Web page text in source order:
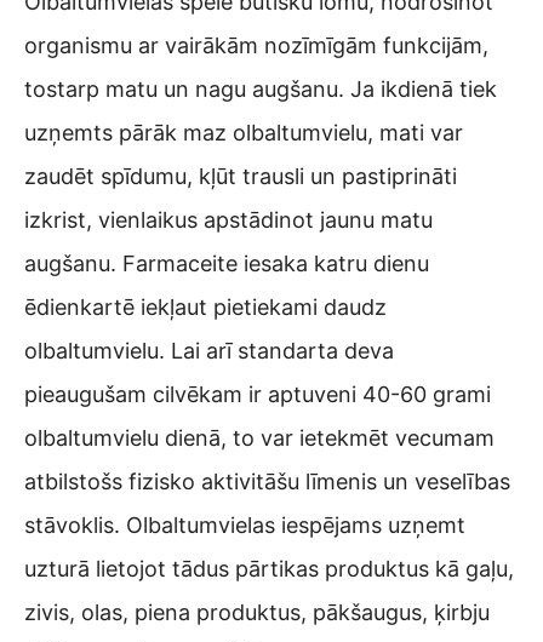
organismu ar vairākām nozīmīgām funkcijām,
tostarp matu un nagu augšanu. Ja ikdienā tiek
uzņemts pārāk maz olbaltumvielu, mati var
zaudēt spīdumu, kļūt trausli un pastiprināti
izkrist, vienlaikus apstādinot jaunu matu
augšanu. Farmaceite iesaka katru dienu
ēdienkartē iekļaut pietiekami daudz
olbaltumvielu. Lai arī standarta deva
pieaugušam cilvēkam ir aptuveni 40-60 grami
olbaltumvielu dienā, to var ietekmēt vecumam
atbilstošs fizisko aktivitāšu līmenis un veselības
stāvoklis. Olbaltumvielas iespējams uzņemt
uzturā lietojot tādus pārtikas produktus kā gaļu,
zivis, olas, piena produktus, pākšaugus, ķirbju